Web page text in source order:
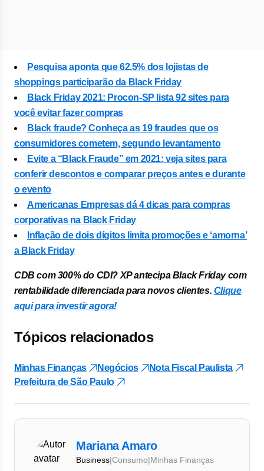
Pesquisa aponta que 62,5% dos lojistas de
shoppings participarão da Black Friday
Black Friday 2021: Procon-SP lista 92 sites para
você evitar fazer compras
Black fraude? Conheça as 19 fraudes que os
consumidores cometem, segundo levantamento
Evite a “Black Fraude” em 2021: veja sites para
conferir descontos e comparar preços antes e durante
o evento
Americanas Empresas dá 4 dicas para compras
corporativas na Black Friday
Inflação de dois dígitos limita promoções e ‘amorna’
a Black Friday
CDB com 300% do CDI? XP antecipa Black Friday com
rentabilidade diferenciada para novos clientes. Clique
aqui para investir agora!
Tópicos relacionados
Minhas Finanças Negócios
Nota Fiscal Paulista
Prefeitura de São Paulo
Mariana Amaro
Business|Consumo|Minhas Finanças